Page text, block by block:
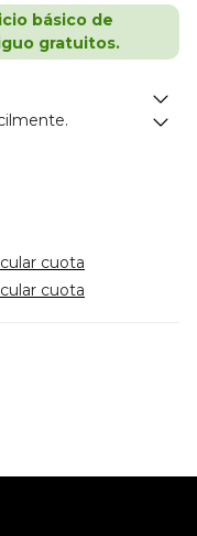
básico de
gratuitos.
cuota
cuota